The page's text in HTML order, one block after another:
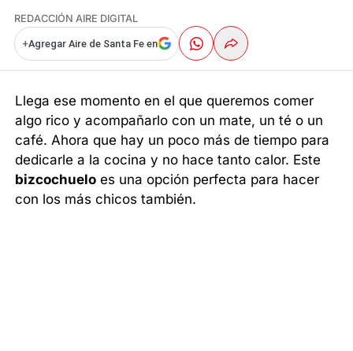
REDACCIÓN AIRE DIGITAL
+Agregar Aire de Santa Fe en
Llega ese momento en el que queremos comer
algo rico y acompañarlo con un mate, un té o un
café. Ahora que hay un poco más de tiempo para
dedicarle a la cocina y no hace tanto calor. Este
bizcochuelo es una opción perfecta para hacer
con los más chicos también.